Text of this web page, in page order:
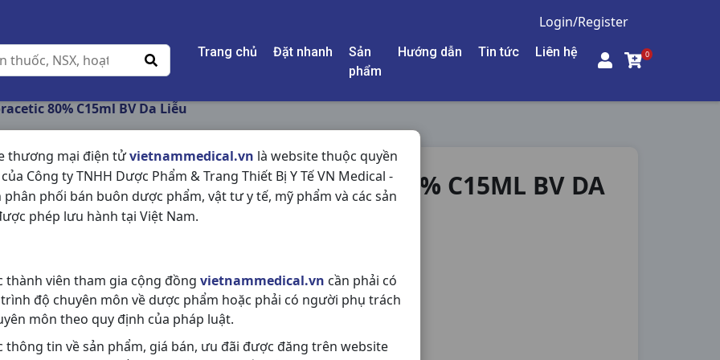
Login/Register
Trang chủ Đặt nhanh
Sản
phẩm
Hướng dẫn Tin tức Liên hệ 0
thương mại điện tửvietnammedical.vn là website thuộc quyền
Công ty TNHH Dược Phẩm & Trang Thiết Bị Y Tế VN Medical -
phân phối bán buôn dược phẩm, vật tư y tế, mỹ phẩm và các sản
phép lưu hành tại Việt Nam.
thành viên tham gia cộng đồng vietnammedical.vn cần phải có
độ chuyên môn về dược phẩm hoặc phải có người phụ trách
môn theo quy định của pháp luật.
thông tin về sản phẩm, giá bán, ưu đãi được đăng trên website
80% C15ml BV Da Liễu
ACID TRICHLORACETIC 80% C15ML BV DA
LIỄU
Nhóm hàng:Hóa - Mỹ Phẩm,
Chia sẻ qua mạng xã hội: